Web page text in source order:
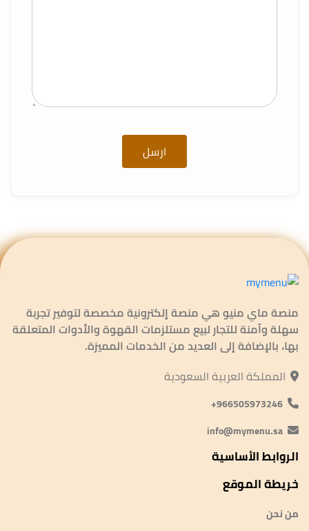
منصة ماي منيو هي منصة إلكترونية مخصصة لتوفير تجربة
سهلة وآمنة للتجار لبيع مستلزمات القهوة والأدوات المتعلقة
بها، بالإضافة إلى العديد من الخدمات المميزة.
المملكة العربية السعودية
966505973246+
info@mymenu.sa
الروابط الأساسية
خريطة الموقع
من نحن